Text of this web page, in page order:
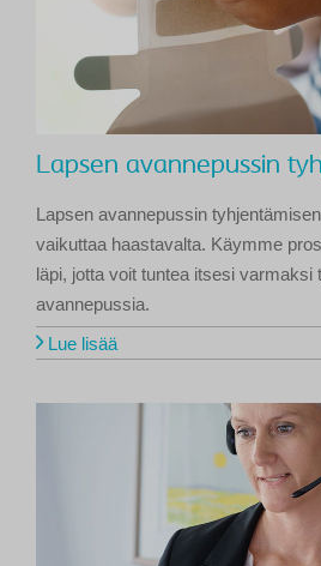
Lapsen avannepussin
Lapsen avannepussin
vaikuttaa haastavalta. Käymme
läpi, jotta voit tuntea itsesi
avannepussia.
Lue lisää